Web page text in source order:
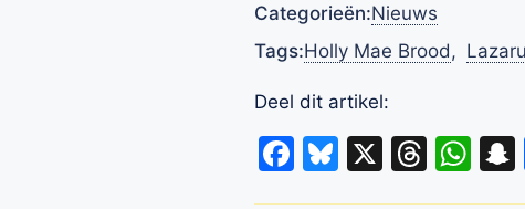
Categorieën:Nieuws
Tags:Holly Mae Brood ,
Deel dit artikel:
Facebook
Bluesky
X